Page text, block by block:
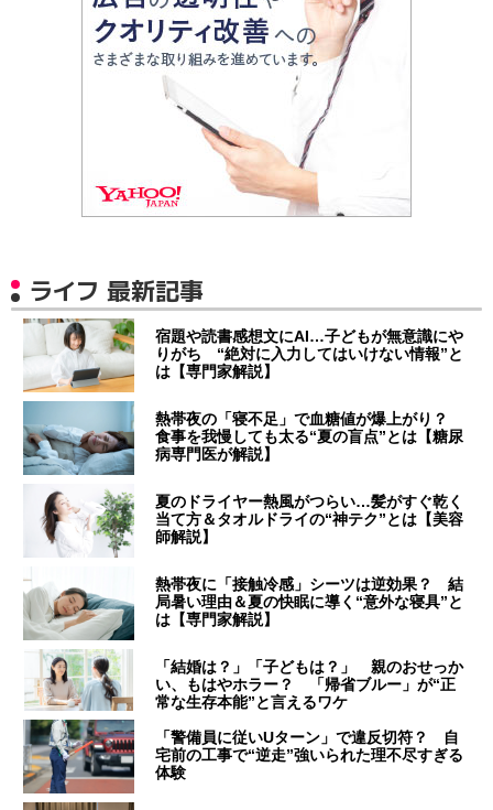
ライフ 最新記事
宿題や読書感想文にAI…子どもが無意識にや
りがち “絶対に入力してはいけない情報”と
は【専門家解説】
熱帯夜の「寝不足」で血糖値が爆上がり？
食事を我慢しても太る“夏の盲点”とは【糖尿
病専門医が解説】
夏のドライヤー熱風がつらい…髪がすぐ乾く
当て方＆タオルドライの“神テク”とは【美容
師解説】
熱帯夜に「接触冷感」シーツは逆効果？ 結
局暑い理由＆夏の快眠に導く“意外な寝具”と
は【専門家解説】
「結婚は？」「子どもは？」 親のおせっか
い、もはやホラー？ 「帰省ブルー」が“正
常な生存本能”と言えるワケ
「警備員に従いUターン」で違反切符？ 自
宅前の工事で“逆走”強いられた理不尽すぎる
体験